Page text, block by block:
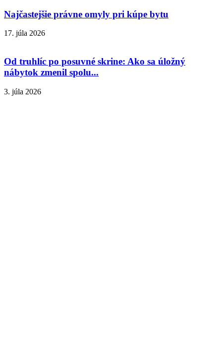
Najčastejšie právne omyly pri kúpe bytu
17. júla 2026
Od truhlíc po posuvné skrine: Ako sa úložný
nábytok zmenil spolu...
3. júla 2026